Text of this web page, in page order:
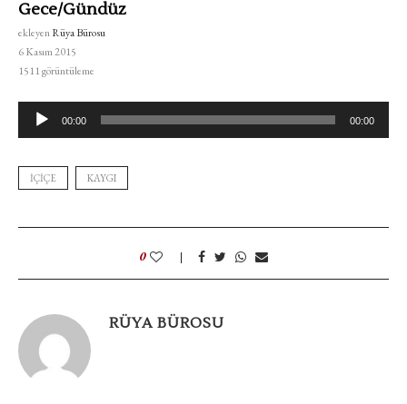
Gece/Gündüz
ekleyenRüya Bürosu
6 Kasım 2015
1511görüntüleme
oynatıcı
00:00 00:00
IÇIÇE KAYGI
0
RÜYA BÜROSU